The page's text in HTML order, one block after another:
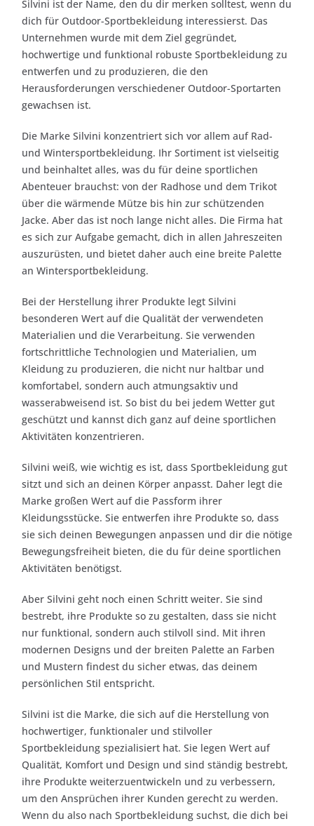
Silvini ist der Name, den du dir merken solltest, wenn du
dich für Outdoor-Sportbekleidung interessierst. Das
Unternehmen wurde mit dem Ziel gegründet,
hochwertige und funktional robuste Sportbekleidung zu
entwerfen und zu produzieren, die den
Herausforderungen verschiedener Outdoor-Sportarten
gewachsen ist.
Die Marke Silvini konzentriert sich vor allem auf Rad-
und Wintersportbekleidung. Ihr Sortiment ist vielseitig
und beinhaltet alles, was du für deine sportlichen
Abenteuer brauchst: von der Radhose und dem Trikot
über die wärmende Mütze bis hin zur schützenden
Jacke. Aber das ist noch lange nicht alles. Die Firma hat
es sich zur Aufgabe gemacht, dich in allen Jahreszeiten
auszurüsten, und bietet daher auch eine breite Palette
an Wintersportbekleidung.
Bei der Herstellung ihrer Produkte legt Silvini
besonderen Wert auf die Qualität der verwendeten
Materialien und die Verarbeitung. Sie verwenden
fortschrittliche Technologien und Materialien, um
Kleidung zu produzieren, die nicht nur haltbar und
komfortabel, sondern auch atmungsaktiv und
wasserabweisend ist. So bist du bei jedem Wetter gut
geschützt und kannst dich ganz auf deine sportlichen
Aktivitäten konzentrieren.
Silvini weiß, wie wichtig es ist, dass Sportbekleidung gut
sitzt und sich an deinen Körper anpasst. Daher legt die
Marke großen Wert auf die Passform ihrer
Kleidungsstücke. Sie entwerfen ihre Produkte so, dass
sie sich deinen Bewegungen anpassen und dir die nötige
Bewegungsfreiheit bieten, die du für deine sportlichen
Aktivitäten benötigst.
Aber Silvini geht noch einen Schritt weiter. Sie sind
bestrebt, ihre Produkte so zu gestalten, dass sie nicht
nur funktional, sondern auch stilvoll sind. Mit ihren
modernen Designs und der breiten Palette an Farben
und Mustern findest du sicher etwas, das deinem
persönlichen Stil entspricht.
Silvini ist die Marke, die sich auf die Herstellung von
hochwertiger, funktionaler und stilvoller
Sportbekleidung spezialisiert hat. Sie legen Wert auf
Qualität, Komfort und Design und sind ständig bestrebt,
ihre Produkte weiterzuentwickeln und zu verbessern,
um den Ansprüchen ihrer Kunden gerecht zu werden.
Wenn du also nach Sportbekleidung suchst, die dich bei